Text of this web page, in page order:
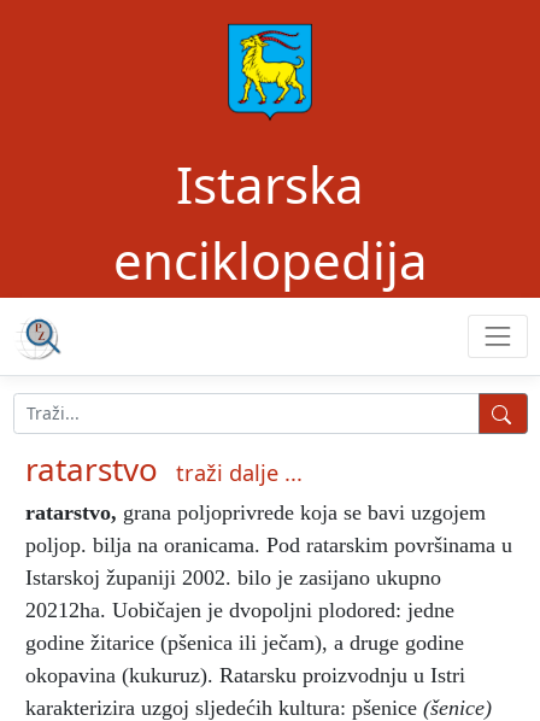
Istarska
enciklopedija
ratarstvo traži dalje ...
ratarstvo, grana poljoprivrede koja se bavi uzgojem
poljop. bilja na oranicama. Pod ratarskim površinama u
Istarskoj županiji 2002. bilo je zasijano ukupno
20212ha. Uobičajen je dvopoljni plodored: jedne
godine žitarice (pšenica ili ječam), a druge godine
okopavina (kukuruz). Ratarsku proizvodnju u Istri
karakterizira uzgoj sljedećih kultura: pšenice (šenice)